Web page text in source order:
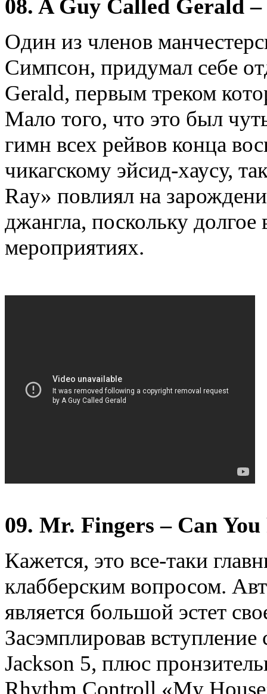
08. A Guy Called Gerald
Один из членов
Симпсон, придумал себе
Gerald, первым треком
Мало того, что это был
гимн всех рейвов конца
чикагскому эйсид-хаусу,
Ray» повлиял на
джангла, поскольку
мероприятиях.
09. Mr. Fingers – Can
Кажется, это все-таки
клабберским вопросом.
является большой эстет
Засэмплировав
Jackson 5, плюс
Rhythm Controll «My